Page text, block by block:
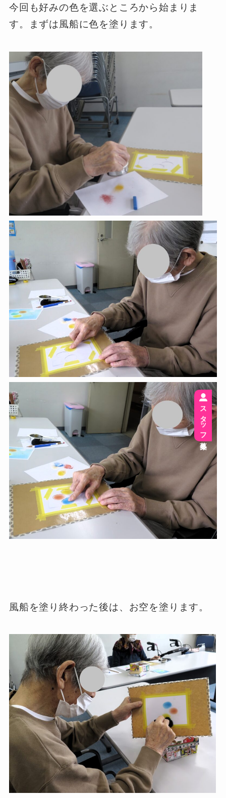
今回も好みの色を選ぶところから始まりま
す。まずは風船に色を塗ります。
風船を塗り終わった後は、お空を塗ります。
スタッフ募集